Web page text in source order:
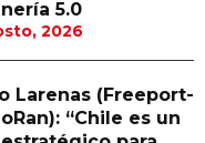
5.0
2026
Larenas (Freeport-
“Chile es un